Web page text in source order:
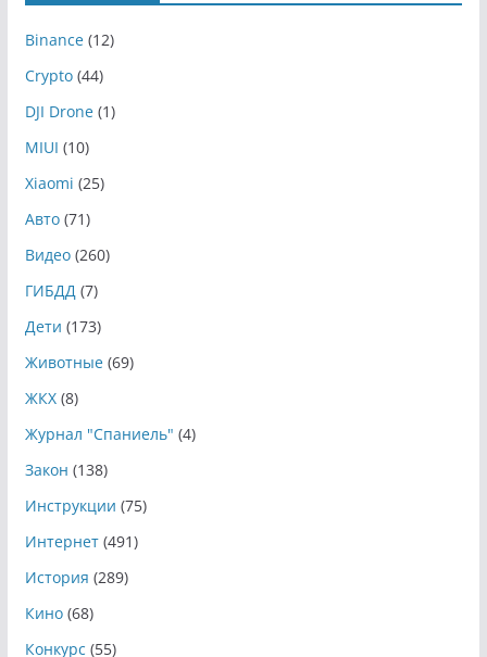
Binance(12)
Crypto(44)
DJI Drone(1)
MIUI (10)
Xiaomi (25)
Авто(71)
Видео(260)
ГИБДД(7)
Дети (173)
Животные(69)
ЖКХ(8)
Журнал "Спаниель" (4)
Закон (138)
Инструкции (75)
Интернет(491)
История (289)
Кино(68)
Конкурс (55)